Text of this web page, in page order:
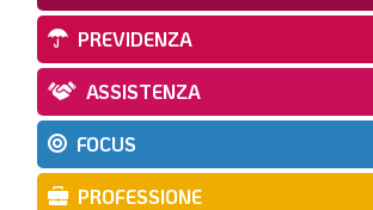
PREVIDENZA
ASSISTENZA
FOCUS
PROFESSIONE